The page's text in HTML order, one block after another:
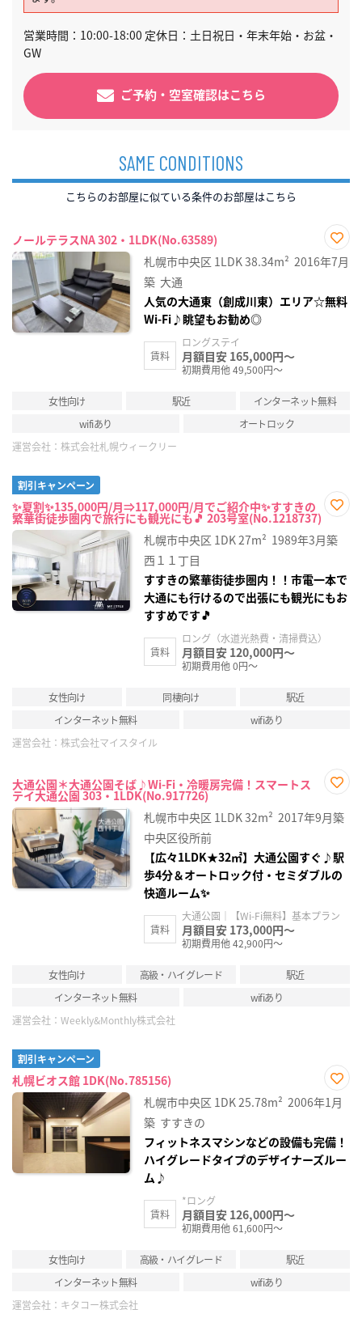
営業時間：10:00-18:00 定休日：土日祝日・年末年始・お盆・
GW
ご予約・空室確認はこちら
SAME CONDITIONS
こちらのお部屋に似ている条件のお部屋はこちら
ノールテラスNA 302・1LDK(No.63589)
お気
に入
札幌市中央区 1LDK38.34m² 2016年7月
築 大通
人気の大通東（創成川東）エリア☆無料
Wi-Fi♪眺望もお勧め◎
賃料
ロングステイ
月額目安 165,000円～
初期費用他 49,500円～
女性向け 駅近
インターネット無料
wifiあり
オートロック
運営会社： 株式会社札幌ウィークリー
割引キャンペーン
✨夏割✨135,000円/月⇒117,000円/月でご紹介中✨すすきの
繁華街徒歩圏内で旅行にも観光にも🎵 203号室(No.1218737)
に入
り登
札幌市中央区 1DK27m² 1989年3月築
西１１丁目
すすきの繁華街徒歩圏内！！市電一本で
大通にも行けるので出張にも観光にもお
すすめです🎵
賃料
ロング（水道光熱費・清掃費込）
月額目安 120,000円～
初期費用他 0円～
女性向け 同棲向け
駅近
インターネット無料
wifiあり
運営会社： 株式会社マイスタイル
大通公園＊大通公園そば♪Wi-Fi・冷暖房完備！スマートス
テイ大通公園 303・1LDK(No.917726)
に入
り登
札幌市中央区 1LDK32m² 2017年9月築
中央区役所前
【広々1LDK★32㎡】大通公園すぐ♪駅
歩4分＆オートロック付・セミダブルの
快適ルーム✨
賃料
大通公園｜【Wi-Fi無料】基本プラン
月額目安 173,000円～
初期費用他 42,900円～
女性向け 高級・ハイグレード
駅近
インターネット無料
wifiあり
運営会社： Weekly&Monthly株式会社
割引キャンペーン
札幌ビオス館 1DK(No.785156)
お気
に入
札幌市中央区 1DK25.78m² 2006年1月
築 すすきの
フィットネスマシンなどの設備も完備！
ハイグレードタイプのデザイナーズルー
ム♪
賃料
*ロング
月額目安 126,000円～
初期費用他 61,600円～
女性向け 高級・ハイグレード
駅近
インターネット無料
wifiあり
運営会社： キタコー株式会社